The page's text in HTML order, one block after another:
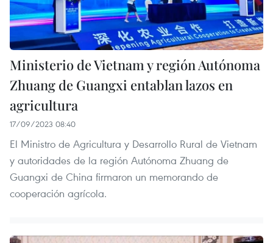
Ministerio de Vietnam y región Autónoma
Zhuang de Guangxi entablan lazos en
agricultura
17/09/2023 08:40
El Ministro de Agricultura y Desarrollo Rural de Vietnam
y autoridades de la región Autónoma Zhuang de
Guangxi de China firmaron un memorando de
cooperación agrícola.